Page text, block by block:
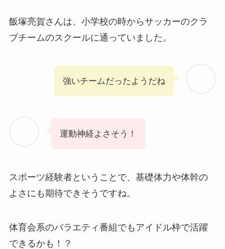
飯塚亮賀さんは、小学校の時からサッカーのクラ
ブチームのスクールに通っていました。
強いチームだったようだね
運動神経よさそう！
スポーツ経験者ということで、基礎体力や体幹の
よさにも期待できそうですね。
体育会系のバラエティ番組でもアイドル枠で活躍
できるかも！？